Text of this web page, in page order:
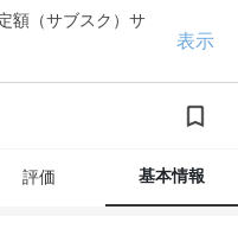
額（サブスク）サ
表示
評価 基本情報